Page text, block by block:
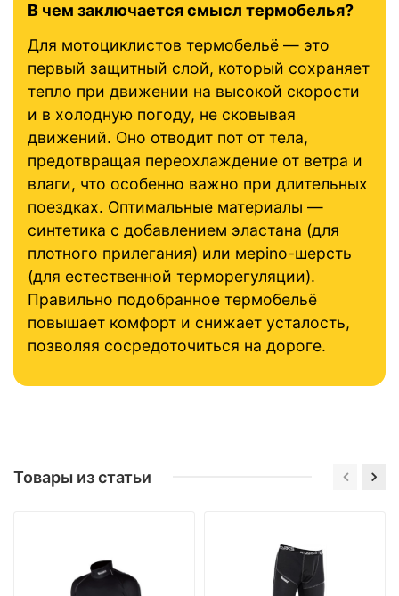
В чем заключается смысл термобелья?
Для мотоциклистов термобельё — это
первый защитный слой, который сохраняет
тепло при движении на высокой скорости
и в холодную погоду, не сковывая
движений. Оно отводит пот от тела,
предотвращая переохлаждение от ветра и
влаги, что особенно важно при длительных
поездках. Оптимальные материалы —
синтетика с добавлением эластана (для
плотного прилегания) или мерino-шерсть
(для естественной терморегуляции).
Правильно подобранное термобельё
повышает комфорт и снижает усталость,
позволяя сосредоточиться на дороге.
Товары из статьи